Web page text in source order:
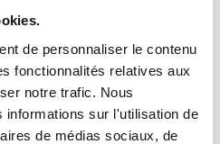
de personnaliser le contenu
fonctionnalités relatives aux
notre trafic. Nous
informations sur l'utilisation de
de médias sociaux, de
Risk management
19 a mis en
menaces pour les
s’ajouter aux
Comment les